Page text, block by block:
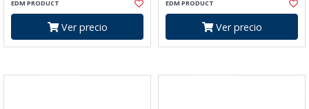
EDM PRODUCT
Ver precio
EDM PRODUCT
Ver precio